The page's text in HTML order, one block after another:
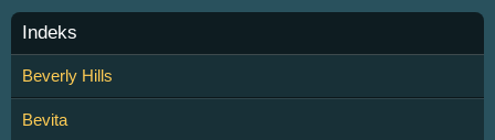
Indeks
Beverly Hills
Bevita